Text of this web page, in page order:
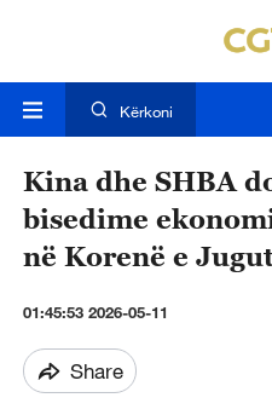
Kërkoni
Kina dhe SHBA
bisedime
në Korenë e
01:45:53 2026-05-11
Share